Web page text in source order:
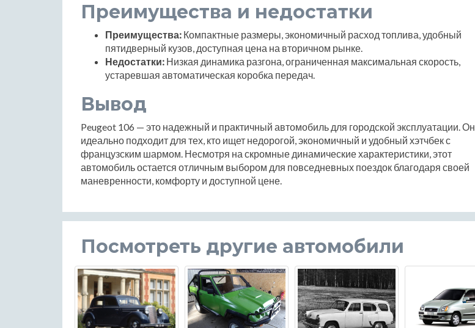
Преимущества и недостатки
Преимущества: Компактные размеры, экономичный расход топлива, удобный
пятидверный кузов, доступная цена на вторичном рынке.
Недостатки: Низкая динамика разгона, ограниченная максимальная скорость,
устаревшая автоматическая коробка передач.
Вывод
Peugeot 106 — это надежный и практичный автомобиль для городской эксплуатации. Он
идеально подходит для тех, кто ищет недорогой, экономичный и удобный хэтчбек с
французским шармом. Несмотря на скромные динамические характеристики, этот
автомобиль остается отличным выбором для повседневных поездок благодаря своей
маневренности, комфорту и доступной цене.
Посмотреть другие автомобили